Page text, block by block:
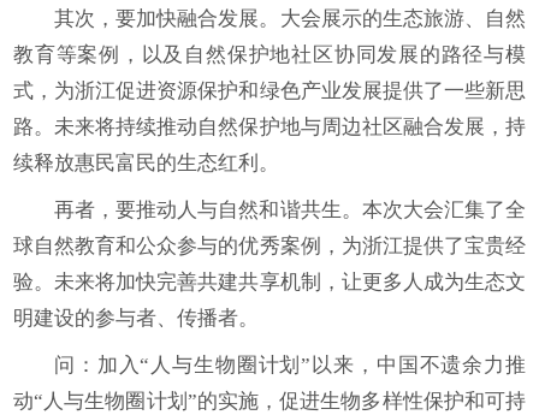
其次，要加快融合发展。大会展示的生态旅游、自然
教育等案例，以及自然保护地社区协同发展的路径与模
式，为浙江促进资源保护和绿色产业发展提供了一些新思
路。未来将持续推动自然保护地与周边社区融合发展，持
续释放惠民富民的生态红利。
再者，要推动人与自然和谐共生。本次大会汇集了全
球自然教育和公众参与的优秀案例，为浙江提供了宝贵经
验。未来将加快完善共建共享机制，让更多人成为生态文
明建设的参与者、传播者。
问：加入“人与生物圈计划”以来，中国不遗余力推
动“人与生物圈计划”的实施，促进生物多样性保护和可持